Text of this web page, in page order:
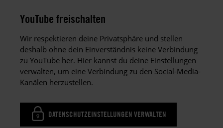
YouTube freischalten
Wir respektieren deine Privatsphäre und stellen
deshalb ohne dein Einverständnis keine Verbindung
zu YouTube her. Hier kannst du deine Einstellungen
verwalten, um eine Verbindung zu den Social-Media-
Kanälen herzustellen.
DATENSCHUTZEINSTELLUNGEN VERWALTEN